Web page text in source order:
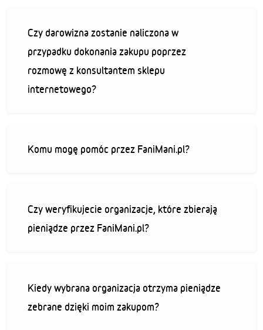
Czy darowizna zostanie naliczona w
przypadku dokonania zakupu poprzez
rozmowę z konsultantem sklepu
internetowego?
Komu mogę pomóc przez FaniMani.pl?
Czy weryfikujecie organizacje, które zbierają
pieniądze przez FaniMani.pl?
Kiedy wybrana organizacja otrzyma pieniądze
zebrane dzięki moim zakupom?